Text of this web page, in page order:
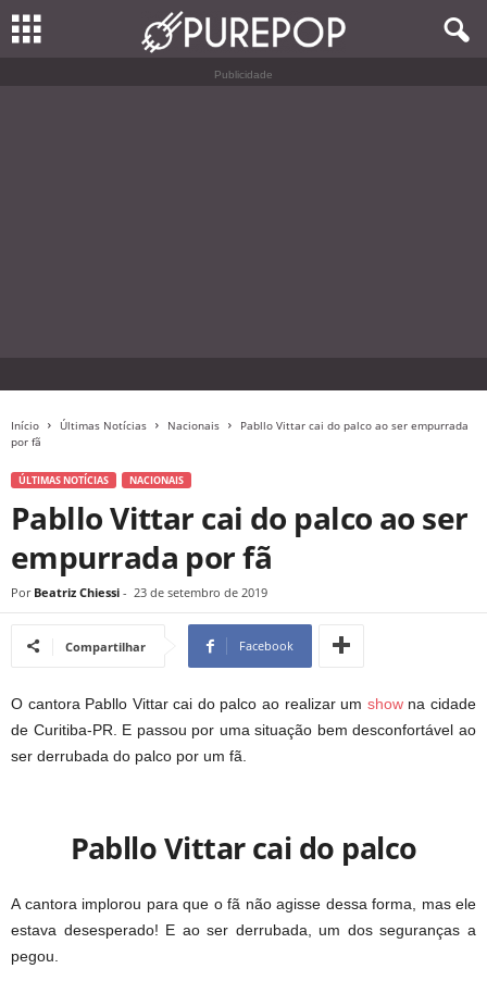
Publicidade
Início Últimas Notícias Nacionais
Pabllo Vittar cai do palco ao ser empurrada
por fã
ÚLTIMAS NOTÍCIAS NACIONAIS
Pabllo Vittar cai do palco ao ser
empurrada por fã
Por Beatriz Chiessi - 23 de setembro de 2019
Compartilhar Facebook
O cantora Pabllo Vittar cai do palco ao realizar um showna cidade
de Curitiba-PR. E passou por uma situação bem desconfortável ao
ser derrubada do palco por um fã.
Pabllo Vittar cai do palco
A cantora implorou para que o fã não agisse dessa forma, mas ele
estava desesperado! E ao ser derrubada, um dos seguranças a
pegou.